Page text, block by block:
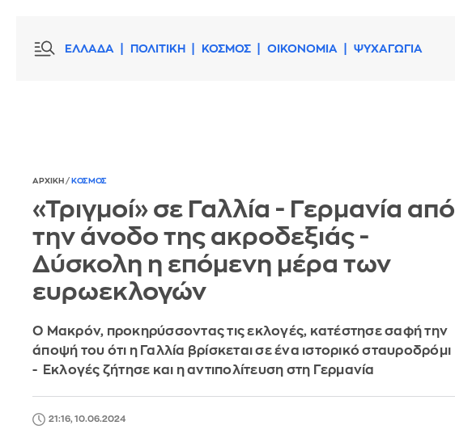
ΕΛΛΑΔΑ ΠΟΛΙΤΙΚΗ ΚΟΣΜΟΣ ΟΙΚΟΝΟΜΙΑ ΨΥΧΑΓΩΓΙΑ
ΑΡΧΙΚΗ / ΚΟΣΜΟΣ
«Τριγμοί» σε Γαλλία - Γερμανία από
την άνοδο της ακροδεξιάς -
Δύσκολη η επόμενη μέρα των
ευρωεκλογών
Ο Μακρόν, προκηρύσσοντας τις εκλογές, κατέστησε σαφή την
άποψή του ότι η Γαλλία βρίσκεται σε ένα ιστορικό σταυροδρόμι
- Εκλογές ζήτησε και η αντιπολίτευση στη Γερμανία
21:16, 10.06.2024